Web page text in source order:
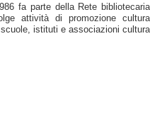
fa parte della Rete
attività di promozione
istituti e associazioni